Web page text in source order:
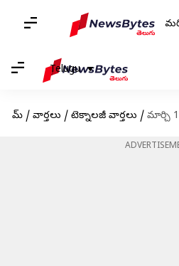
Telugu
హోమ్ / వార్తలు / టెక్నాలజీ వార్తలు / మార్చి 18న